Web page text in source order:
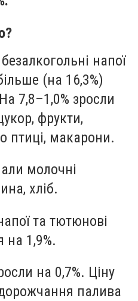
напої
(на 16,3%)
7,8–1,0% зросли
фрукти,
птиці, макарони.
молочні
хліб.
та тютюнові
на 1,9%.
на 0,7%. Ціну
палива